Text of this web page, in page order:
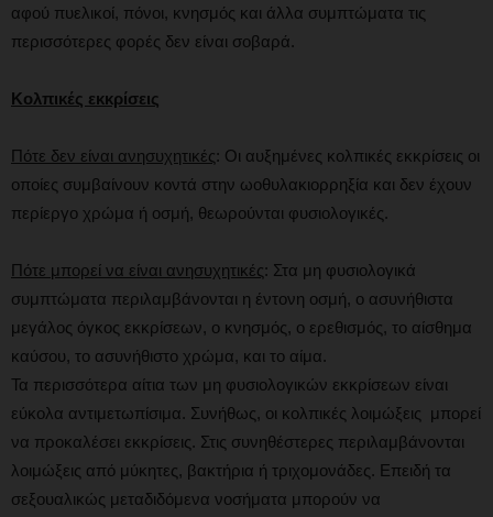
αφού πυελικοί, πόνοι, κνησμός και άλλα συμπτώματα τις
περισσότερες φορές δεν είναι σοβαρά.
Κολπικές εκκρίσεις
Πότε δεν είναι ανησυχητικές: Οι αυξημένες κολπικές εκκρίσεις οι
οποίες συμβαίνουν κοντά στην ωοθυλακιορρηξία και δεν έχουν
περίεργο χρώμα ή οσμή, θεωρούνται φυσιολογικές.
Πότε μπορεί να είναι ανησυχητικές: Στα μη φυσιολογικά
συμπτώματα περιλαμβάνονται η έντονη οσμή, ο ασυνήθιστα
μεγάλος όγκος εκκρίσεων, ο κνησμός, ο ερεθισμός, το αίσθημα
καύσου, το ασυνήθιστο χρώμα, και το αίμα.
Τα περισσότερα αίτια των μη φυσιολογικών εκκρίσεων είναι
εύκολα αντιμετωπίσιμα. Συνήθως, οι κολπικές λοιμώξεις μπορεί
να προκαλέσει εκκρίσεις. Στις συνηθέστερες περιλαμβάνονται
λοιμώξεις από μύκητες, βακτήρια ή τριχομονάδες. Επειδή τα
σεξουαλικώς μεταδιδόμενα νοσήματα μπορούν να